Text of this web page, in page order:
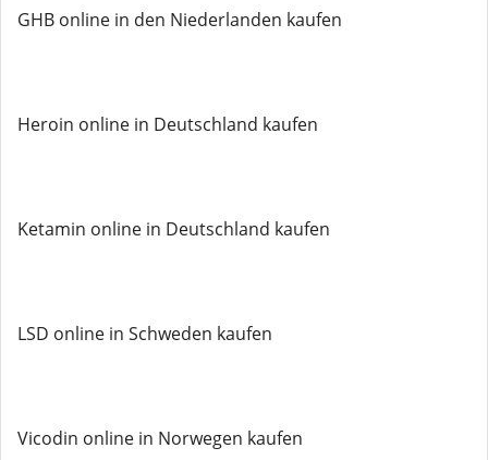
GHB online in den Niederlanden kaufen
Heroin online in Deutschland kaufen
Ketamin online in Deutschland kaufen
LSD online in Schweden kaufen
Vicodin online in Norwegen kaufen